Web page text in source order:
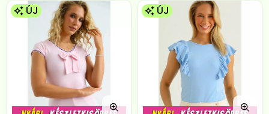
ÚJ ÚJ